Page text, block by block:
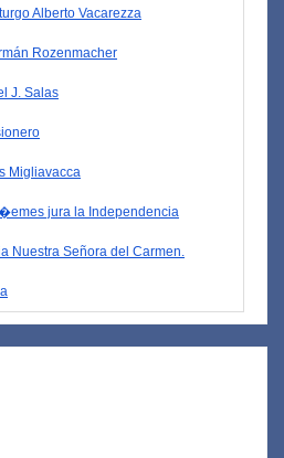
Alberto Vacarezza
Rozenmacher
J. Salas
Migliavacca
jura la Independencia
Nuestra Señora del Carmen.